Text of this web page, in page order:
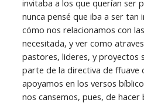
invitaba a los que querían ser
nunca pensé que iba a ser
cómo nos relacionamos con
necesitada, y ver como
pastores, lideres, y proyectos
parte de la directiva de ffuave
apoyamos en los versos
nos cansemos, pues, de